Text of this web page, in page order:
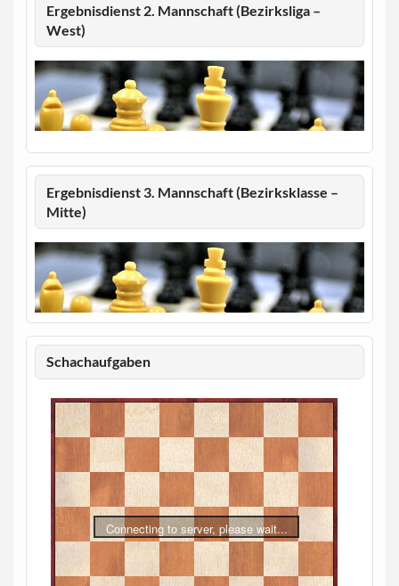
Ergebnisdienst 2. Mannschaft (Bezirksliga –
West)
Ergebnisdienst 3. Mannschaft (Bezirksklasse –
Mitte)
Schachaufgaben